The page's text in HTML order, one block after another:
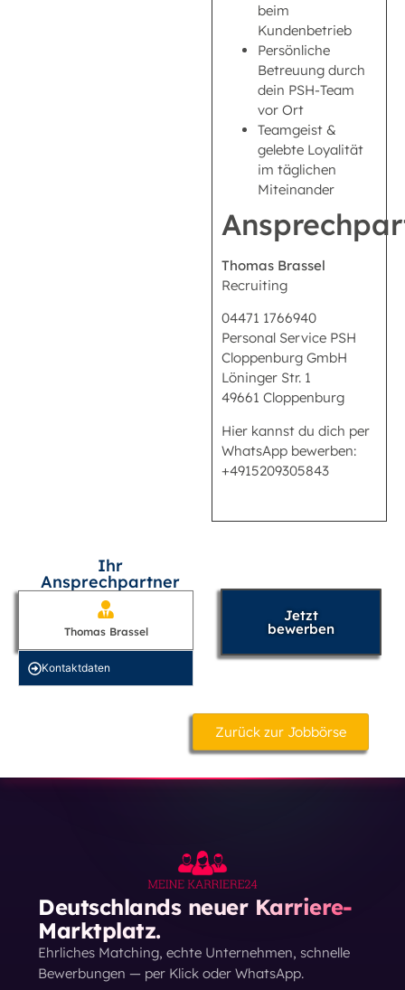
beim
Kundenbetrieb
Persönliche
Betreuung durch
dein PSH-Team
vor Ort
Teamgeist &
gelebte Loyalität
im täglichen
Miteinander
Thomas Brassel
Recruiting
04471 1766940
Personal Service PSH
Cloppenburg GmbH
Löninger Str. 1
49661 Cloppenburg
Hier kannst du dich per
WhatsApp bewerben:
+4915209305843
Ihr
Ansprechpartner
Thomas Brassel
Kontakt­daten
Jetzt
bewerben
Zurück zur Jobbörse
Deutschlands neuer Karriere-
Marktplatz.
Ehrliches Matching, echte Unternehmen, schnelle
Bewerbungen — per Klick oder WhatsApp.